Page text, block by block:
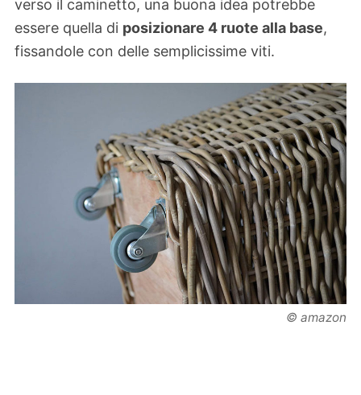
verso il caminetto, una buona idea potrebbe
essere quella di posizionare 4 ruote alla base,
fissandole con delle semplicissime viti.
© amazon